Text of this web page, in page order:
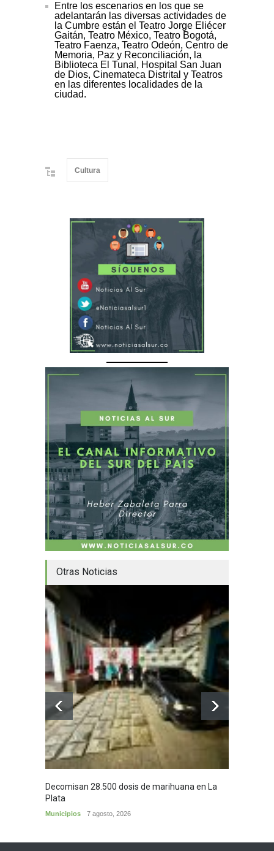
Entre los escenarios en los que se
adelantarán las diversas actividades de
la Cumbre están el Teatro Jorge Eliécer
Gaitán, Teatro México, Teatro Bogotá,
Teatro Faenza, Teatro Odeón, Centro de
Memoria, Paz y Reconciliación, la
Biblioteca El Tunal, Hospital San Juan
de Dios, Cinemateca Distrital y Teatros
en las diferentes localidades de la
ciudad.
Cultura
Otras Noticias
Decomisan 28.500 dosis de marihuana en La
Plata
Municipios 7 agosto, 2026